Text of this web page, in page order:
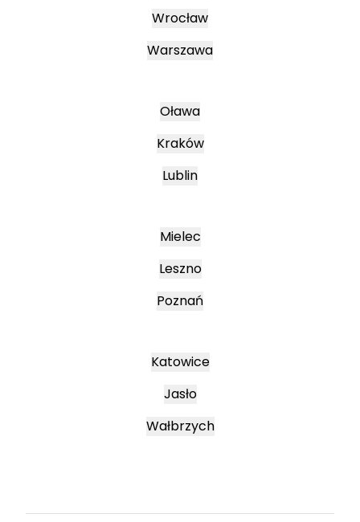
Wrocław
Warszawa
Oława
Kraków
Lublin
Mielec
Leszno
Poznań
Katowice
Jasło
Wałbrzych